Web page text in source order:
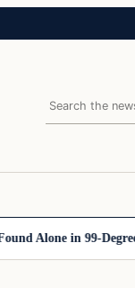
Search
in 99‑Degree Car